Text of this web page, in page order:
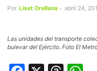
Por Liset Orellana - abril 24,
Las unidades del transporte
bulevar del Ejército. Foto El